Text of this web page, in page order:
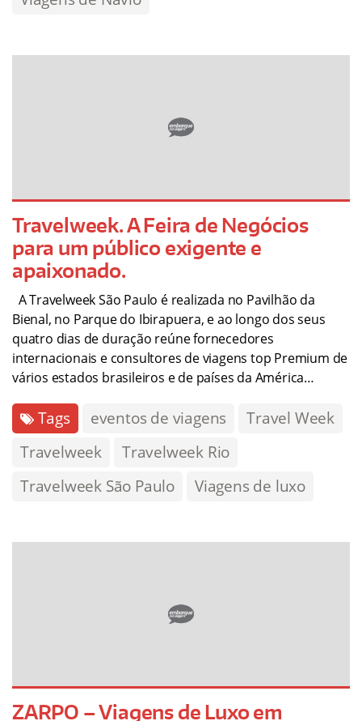
Travelweek. A Feira de Negócios
para um público exigente e
apaixonado.
A Travelweek São Paulo é realizada no Pavilhão da
Bienal, no Parque do Ibirapuera, e ao longo dos seus
quatro dias de duração reúne fornecedores
internacionais e consultores de viagens top Premium de
vários estados brasileiros e de países da América…
Tags eventos de viagens
Travel Week
Travelweek
Travelweek Rio
Travelweek São Paulo
Viagens de luxo
ZARPO – Viagens de Luxo em